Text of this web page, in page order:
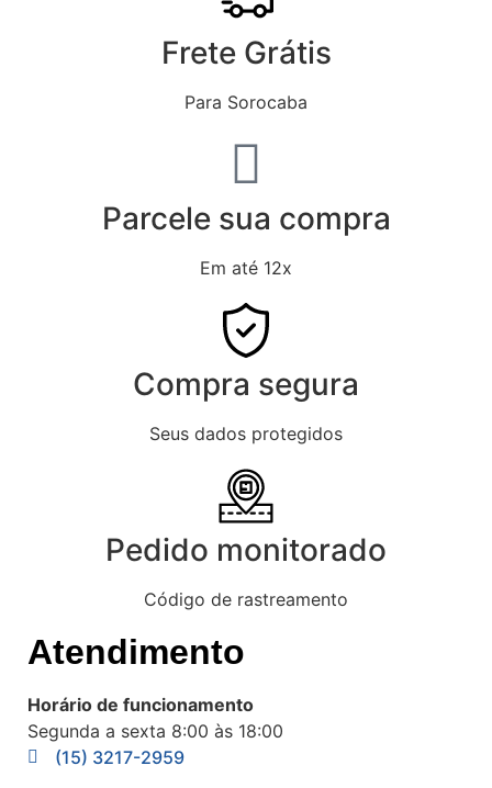
Frete Grátis
Para Sorocaba
Parcele sua compra
Em até 12x
Compra segura
Seus dados protegidos
Pedido monitorado
Código de rastreamento
Atendimento
Horário de funcionamento
Segunda a sexta 8:00 às 18:00
(15) 3217-2959